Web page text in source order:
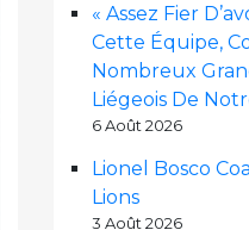
« Assez Fier
Cette Équipe,
Nombreux
Liégeois De
6 Août 2026
Lionel Bosco
Lions
3 Août 2026